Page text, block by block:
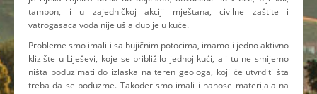
tampon, i u zajedničkoj akciji mještana, civilne zaštite i
vatrogasaca voda nije ušla dublje u kuće.
Probleme smo imali i sa bujičnim potocima, imamo i jedno aktivno
klizište u Liješevi, koje se približilo jednoj kući, ali tu ne smijemo
ništa poduzimati do izlaska na teren geologa, koji će utvrditi šta
treba da se poduzme. Također smo imali i nanose materijala na